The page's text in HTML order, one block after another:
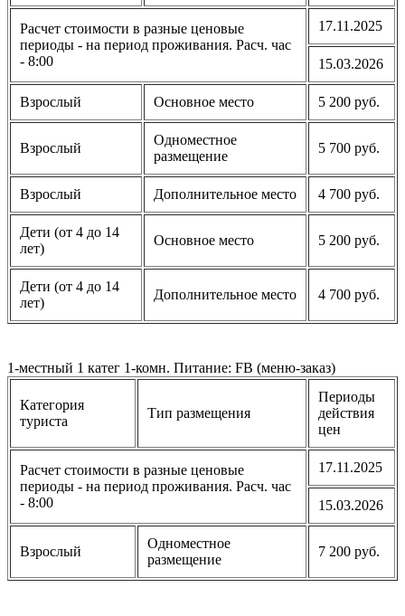
Расчет стоимости в разные ценовые
периоды - на период проживания. Расч. час
- 8:00
17.11.2025
15.03.2026
Взрослый Основное место 5 200 руб.
Взрослый
Одноместное
размещение
5 700 руб.
Взрослый Дополнительное место 4 700 руб.
Дети (от 4 до 14
лет)
Основное место 5 200 руб.
Дети (от 4 до 14
лет)
Дополнительное место 4 700 руб.
1-местный 1 катег 1-комн. Питание: FB (меню-заказ)
Категория
туриста
Тип размещения
Периоды
действия
цен
Расчет стоимости в разные ценовые
периоды - на период проживания. Расч. час
- 8:00
17.11.2025
15.03.2026
Взрослый
Одноместное
размещение
7 200 руб.